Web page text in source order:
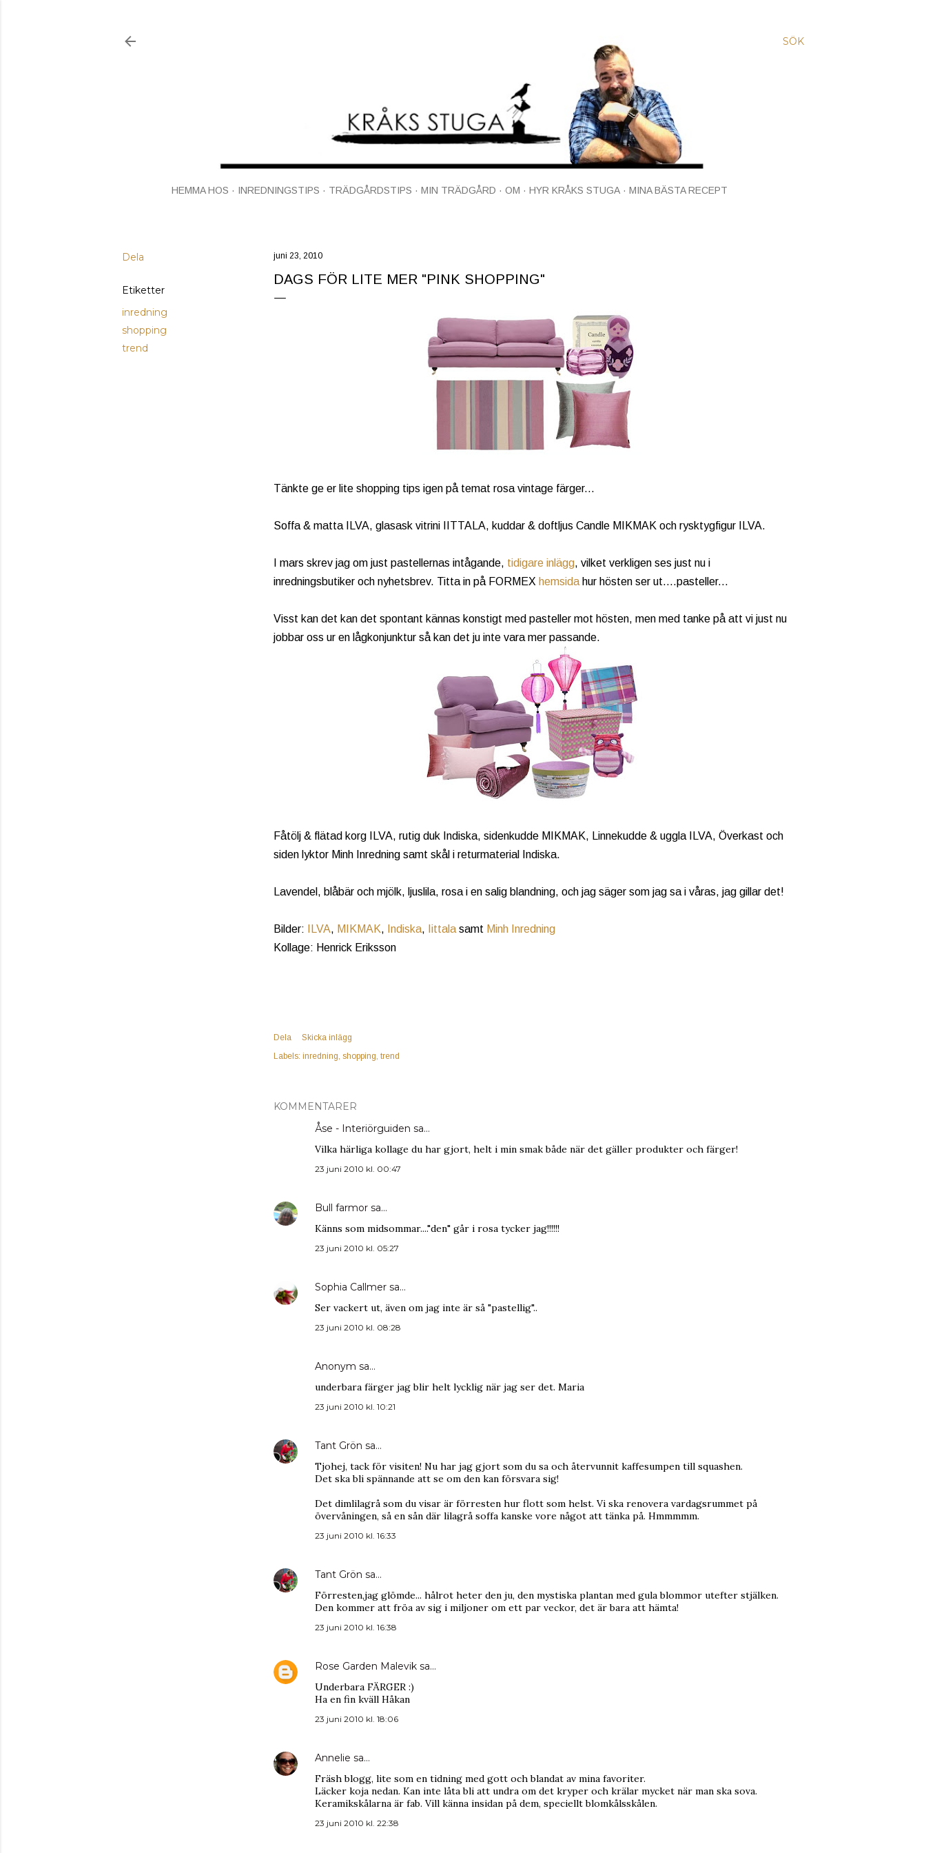
SÖK
HEMMA HOS INREDNINGSTIPS TRÄDGÅRDSTIPS MIN TRÄDGÅRD OM HYR KRÅKS STUGA MINA BÄSTA RECEPT
Dela
Etiketter
inredning
shopping
trend
juni 23, 2010
DAGS FÖR LITE MER "PINK SHOPPING"
Tänkte ge er lite shopping tips igen på temat rosa vintage färger...
Soffa & matta ILVA, glasask vitrini IITTALA, kuddar & doftljus Candle MIKMAK och rysktygfigur ILVA.
I mars skrev jag om just pastellernas intågande, tidigare inlägg, vilket verkligen ses just nu i
inredningsbutiker och nyhetsbrev. Titta in på FORMEX hemsida hur hösten ser ut....pasteller...
Visst kan det kan det spontant kännas konstigt med pasteller mot hösten, men med tanke på att vi just nu
jobbar oss ur en lågkonjunktur så kan det ju inte vara mer passande.
Fåtölj & flätad korg ILVA, rutig duk Indiska, sidenkudde MIKMAK, Linnekudde & uggla ILVA, Överkast och
siden lyktor Minh Inredning samt skål i returmaterial Indiska.
Lavendel, blåbär och mjölk, ljuslila, rosa i en salig blandning, och jag säger som jag sa i våras, jag gillar det!
Bilder: ILVA, MIKMAK, Indiska, Iittala samt Minh Inredning
Kollage: Henrick Eriksson
Dela
Skicka inlägg
Labels: inredning shopping trend
KOMMENTARER
Åse - Interiörguiden sa…
Vilka härliga kollage du har gjort, helt i min smak både när det gäller produkter och färger!
23 juni 2010 kl. 00:47
Bull farmor sa…
Känns som midsommar...."den" går i rosa tycker jag!!!!!!
23 juni 2010 kl. 05:27
Sophia Callmer sa…
Ser vackert ut, även om jag inte är så "pastellig"..
23 juni 2010 kl. 08:28
Anonym sa…
underbara färger jag blir helt lycklig när jag ser det. Maria
23 juni 2010 kl. 10:21
Tant Grön sa…
Tjohej, tack för visiten! Nu har jag gjort som du sa och återvunnit kaffesumpen till squashen.
Det ska bli spännande att se om den kan försvara sig!
Det dimlilagrå som du visar är förresten hur flott som helst. Vi ska renovera vardagsrummet på
övervåningen, så en sån där lilagrå soffa kanske vore något att tänka på. Hmmmmm.
23 juni 2010 kl. 16:33
Tant Grön sa…
Förresten,jag glömde... hålrot heter den ju, den mystiska plantan med gula blommor utefter stjälken.
Den kommer att fröa av sig i miljoner om ett par veckor, det är bara att hämta!
23 juni 2010 kl. 16:38
Rose Garden Malevik sa…
Underbara FÄRGER :)
Ha en fin kväll Håkan
23 juni 2010 kl. 18:06
Annelie sa…
Fräsh blogg, lite som en tidning med gott och blandat av mina favoriter.
Läcker koja nedan. Kan inte låta bli att undra om det kryper och krälar mycket när man ska sova.
Keramikskålarna är fab. Vill känna insidan på dem, speciellt blomkålsskålen.
23 juni 2010 kl. 22:38